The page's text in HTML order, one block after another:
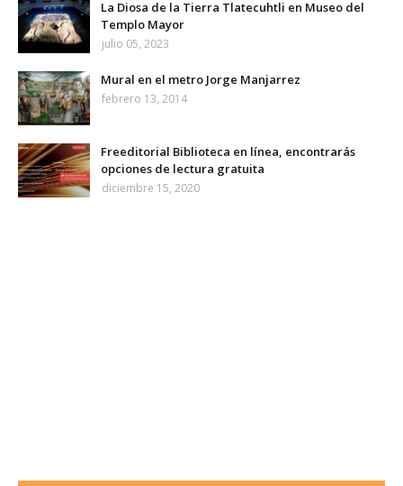
La Diosa de la Tierra Tlatecuhtli en Museo del
Templo Mayor
julio 05, 2023
Mural en el metro Jorge Manjarrez
febrero 13, 2014
Freeditorial Biblioteca en línea, encontrarás
opciones de lectura gratuita
diciembre 15, 2020